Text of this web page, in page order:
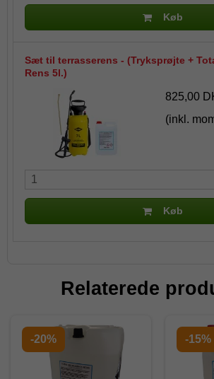
Køb
Sæt til terrasserens - (Tryksprøjte +
Rens 5l.)
825,00
(inkl.
Køb
Relaterede
-20% -15%